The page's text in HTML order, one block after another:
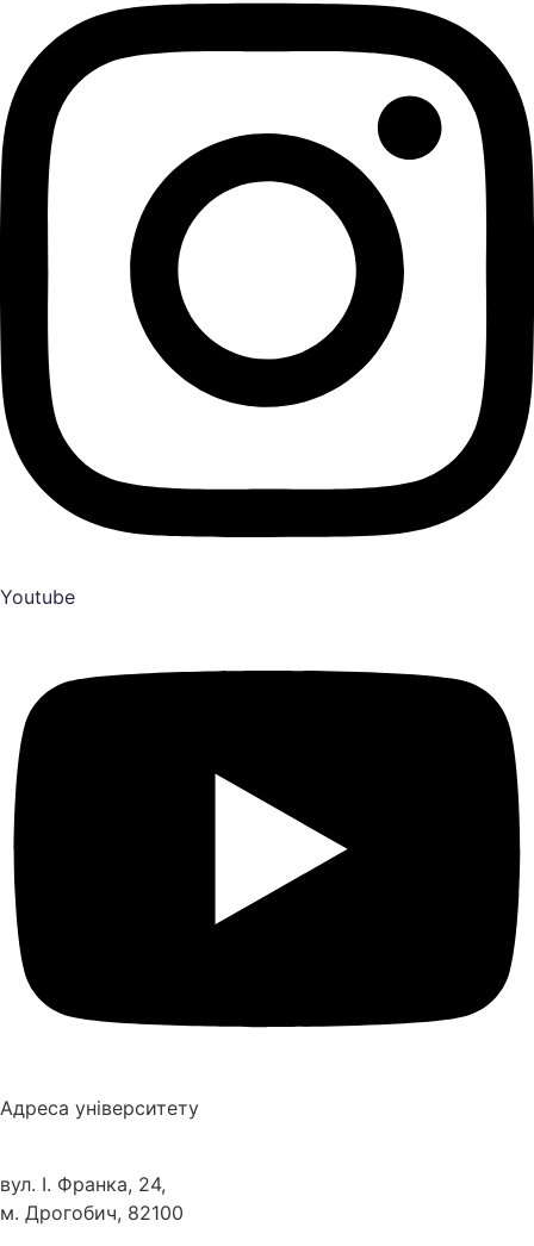
Youtube
Адреса університету
вул. І. Франка, 24,
м. Дрогобич, 82100